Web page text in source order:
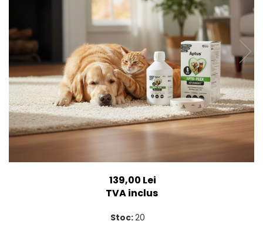
Suport Articular
Suport Digestiv
139,00 Lei
TVA inclus
Stoc:20